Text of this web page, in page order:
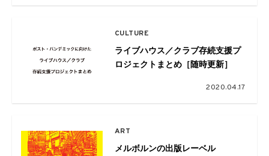
CULTURE
ライブハウス／クラブ存続支援プ
ロジェクトまとめ［随時更新］
2020.04.17
ART
メルボルンの出版レーベル